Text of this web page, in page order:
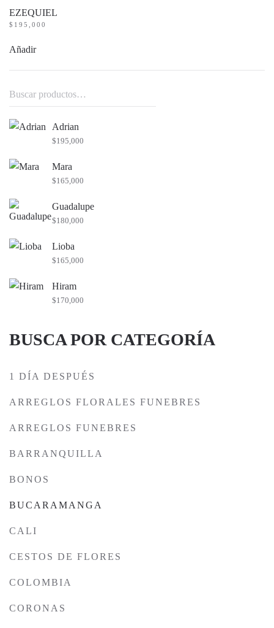
EZEQUIEL
$ 195,000
Añadir
Buscar
por:
Adrian
$195,000
Mara
$165,000
Guadalupe
$180,000
Lioba
$165,000
Hiram
$170,000
BUSCA POR CATEGORÍA
1 DÍA DESPUÉS
ARREGLOS FLORALES FUNEBRES
ARREGLOS FUNEBRES
BARRANQUILLA
BONOS
BUCARAMANGA
CALI
CESTOS DE FLORES
COLOMBIA
CORONAS